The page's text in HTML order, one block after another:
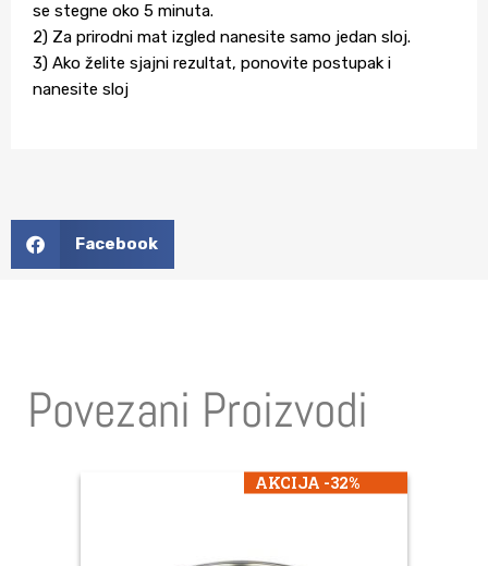
se stegne oko 5 minuta.
2) Za prirodni mat izgled nanesite samo jedan sloj.
3) Ako želite sjajni rezultat, ponovite postupak i
nanesite sloj
Facebook
Povezani Proizvodi
AKCIJA -32%